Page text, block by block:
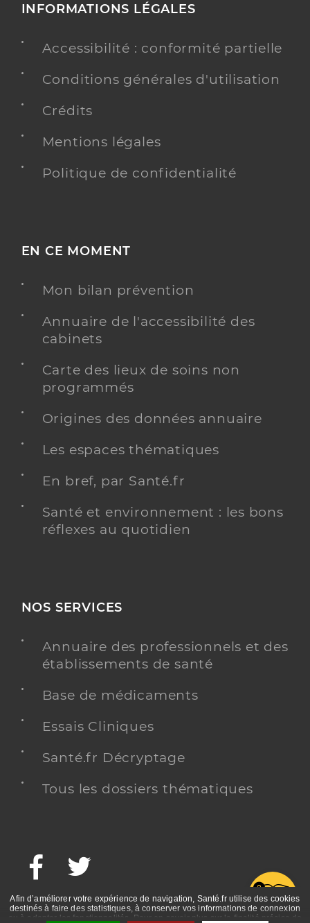
INFORMATIONS LÉGALES
Accessibilité : conformité partielle
Conditions générales d'utilisation
Crédits
Mentions légales
Politique de confidentialité
EN CE MOMENT
Mon bilan prévention
Annuaire de l'accessibilité des
cabinets
Carte des lieux de soins non
programmés
Origines des données annuaire
Les espaces thématiques
En bref, par Santé.fr
Santé et environnement : les bons
réflexes au quotidien
NOS SERVICES
Annuaire des professionnels et des
établissements de santé
Base de médicaments
Essais Cliniques
Santé.fr Décryptage
Tous les dossiers thématiques
Facebook
Afin d’améliorer votre expérience de navigation, Santé.fr utilise des cookies
destinés à faire des statistiques, à conserver vos informations de connexion
ou à adapter les fonctionnalités. Pour en savoir plus sur la finalité précise de